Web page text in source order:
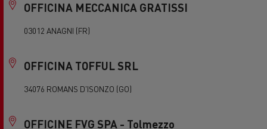
OFFICINA MECCANICA GRATISSI
03012 ANAGNI (FR)
OFFICINA TOFFUL SRL
34076 ROMANS D'ISONZO (GO)
OFFICINE FVG SPA - Tolmezzo